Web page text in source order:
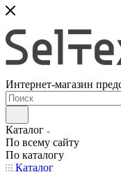
Интернет-магазин
Каталог
По всему сайту
По каталогу
Каталог